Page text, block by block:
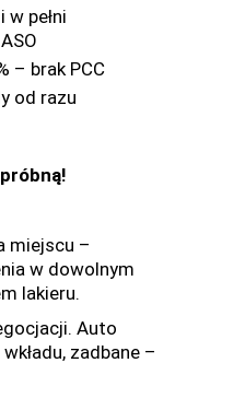
w pełni
– brak PCC
od razu
miejscu –
w dowolnym
lakieru.
Auto
zadbane –